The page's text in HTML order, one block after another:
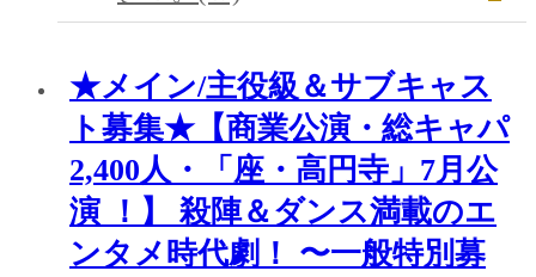
★メイン/主役級＆サブキャス
ト募集★【商業公演・総キャパ
2,400人・「座・高円寺」7月公
演 ！】 殺陣＆ダンス満載のエ
ンタメ時代劇！ 〜一般特別募